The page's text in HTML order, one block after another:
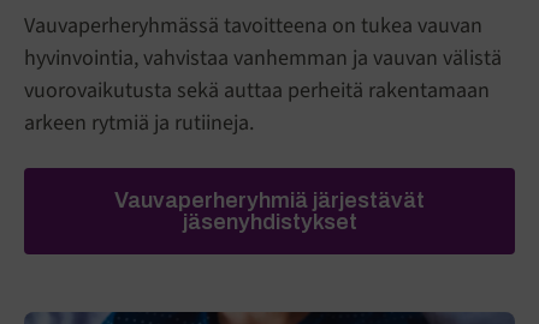
Vauvaperheryhmässä tavoitteena on tukea vauvan
hyvinvointia, vahvistaa vanhemman ja vauvan välistä
vuorovaikutusta sekä auttaa perheitä rakentamaan
arkeen rytmiä ja rutiineja.
Vauvaperheryhmiä järjestävät
jäsenyhdistykset